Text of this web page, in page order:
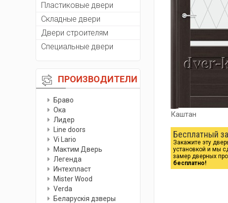
Пластиковые двери
Складные двери
Двери строителям
Специальные двери
ПРОИЗВОДИТЕЛИ
Браво
Ока
Лидер
Line doors
Vi Lario
Мактим Дверь
Легенда
Интехпласт
Мister Wood
Verda
Беларускiя дзверы
Каштан
Бесплатный
Закажите эту
установкой и мы
замер дверных
бесплатно!